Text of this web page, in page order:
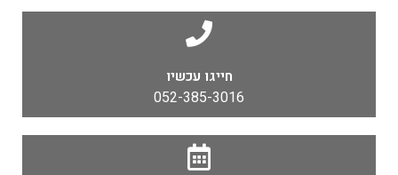
חייגו עכשיו
052-385-3016